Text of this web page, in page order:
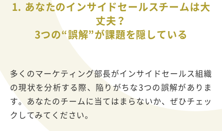
1. あなたのインサイドセールスチームは大
丈夫？
3つの“誤解”が課題を隠している
多くのマーケティング部長がインサイドセールス組織
の現状を分析する際、陥りがちな3つの誤解がありま
す。あなたのチームに当てはまらないか、ぜひチェッ
クしてみてください。